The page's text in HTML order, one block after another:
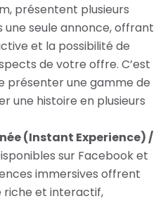
présentent plusieurs
une seule annonce, offrant
et la possibilité de
de votre offre. C’est
présenter une gamme de
une histoire en plusieurs
(Instant Experience) /
sur Facebook et
immersives offrent
riche et interactif,